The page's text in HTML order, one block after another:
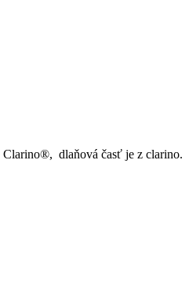
Clarino®, dlaňová časť je z clarino.